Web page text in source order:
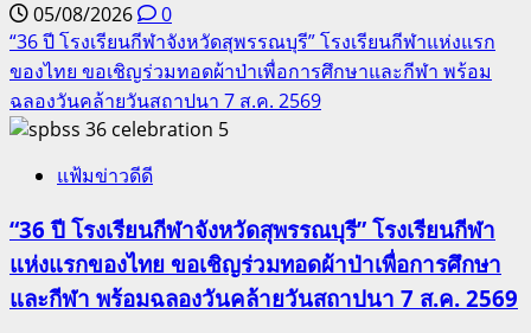
05/08/2026
0
“36 ปี โรงเรียนกีฬาจังหวัดสุพรรณบุรี” โรงเรียนกีฬาแห่งแรก
ของไทย ขอเชิญร่วมทอดผ้าป่าเพื่อการศึกษาและกีฬา พร้อม
ฉลองวันคล้ายวันสถาปนา 7 ส.ค. 2569
5
แฟ้มข่าวดีดี
“36 ปี โรงเรียนกีฬาจังหวัดสุพรรณบุรี” โรงเรียนกีฬา
แห่งแรกของไทย ขอเชิญร่วมทอดผ้าป่าเพื่อการศึกษา
และกีฬา พร้อมฉลองวันคล้ายวันสถาปนา 7 ส.ค. 2569